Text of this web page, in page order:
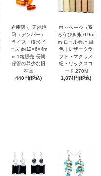
在庫限り 天然琥
珀（アンバー）
ライス・樽形ビ
ーズ 約12×6×4m
m 1粒販売 長期
保管の希少な旧
在庫
440円(税込)
白～ベージュ系
ろうびき糸 0.9m
m ロール巻き 単
色｜レザークラ
フト・マクラメ
紐・ワックスコ
ード 270M
1,874円(税込)